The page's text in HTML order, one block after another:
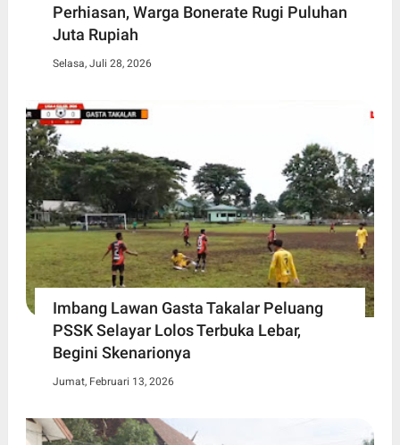
Perhiasan, Warga Bonerate Rugi Puluhan
Juta Rupiah
Selasa, Juli 28, 2026
Imbang Lawan Gasta Takalar Peluang
PSSK Selayar Lolos Terbuka Lebar,
Begini Skenarionya
Jumat, Februari 13, 2026